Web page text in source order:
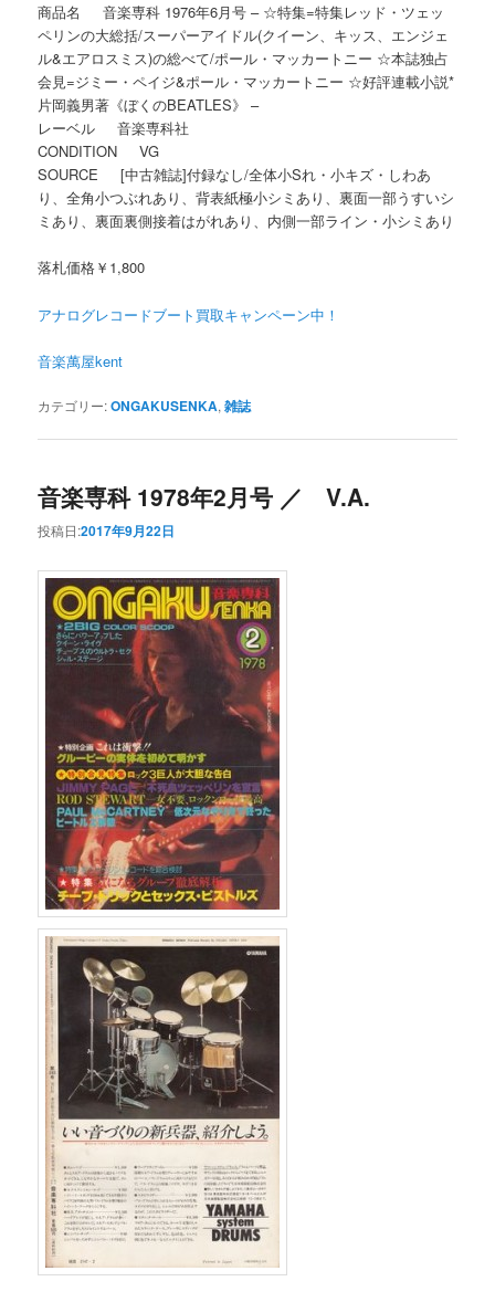
商品名 音楽専科 1976年6月号 – ☆特集=特集レッド・ツェッ
ペリンの大総括/スーパーアイドル(クイーン、キッス、エンジェ
ル&エアロスミス)の総べて/ポール・マッカートニー ☆本誌独占
会見=ジミー・ペイジ&ポール・マッカートニー ☆好評連載小説*
片岡義男著《ぼくのBEATLES》 –
レーベル 音楽専科社
CONDITION VG
SOURCE [中古雑誌]付録なし/全体小Sれ・小キズ・しわあ
り、全角小つぶれあり、背表紙極小シミあり、裏面一部うすいシ
ミあり、裏面裏側接着はがれあり、内側一部ライン・小シミあり
落札価格￥1,800
アナログレコードブート買取キャンペーン中！
音楽萬屋kent
カテゴリー:ONGAKUSENKA,雑誌
音楽専科 1978年2月号 ／ V.A.
投稿日:2017年9月22日